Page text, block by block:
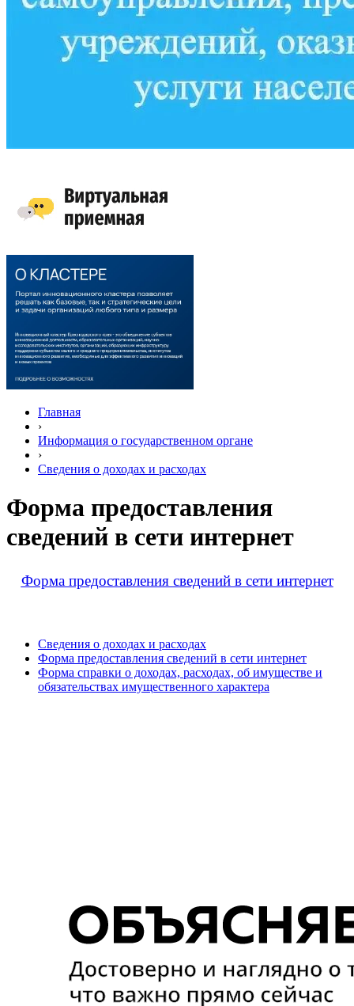
Главная
›
Информация о государственном органе
›
Сведения о доходах и расходах
Форма предоставления
сведений в сети интернет
Форма предоставления сведений в сети интернет
Сведения о доходах и расходах
Форма предоставления сведений в сети интернет
Форма справки о доходах, расходах, об имуществе и
обязательствах имущественного характера